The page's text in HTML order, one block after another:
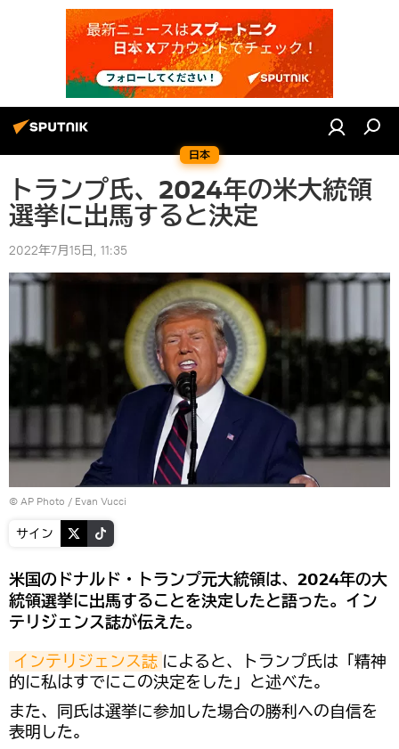
日本
トランプ氏、2024年の米大統領
選挙に出馬すると決定
2022年7月15日, 11:35
© AP Photo / Evan Vucci
サイン
米国のドナルド・トランプ元大統領は、2024年の大
統領選挙に出馬することを決定したと語った。イン
テリジェンス誌が伝えた。
インテリジェンス誌 によると、トランプ氏は「精神
的に私はすでにこの決定をした」と述べた。
また、同氏は選挙に参加した場合の勝利への自信を
表明した。